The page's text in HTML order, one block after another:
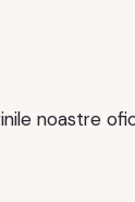
noastre